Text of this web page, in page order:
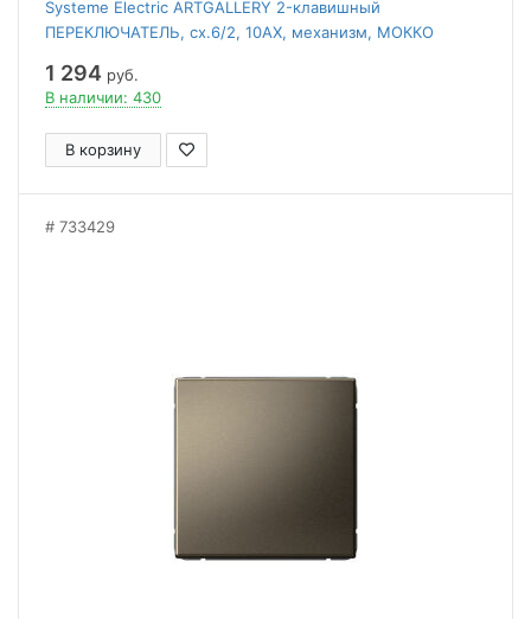
Systeme Electric ARTGALLERY 2-клавишный
ПЕРЕКЛЮЧАТЕЛЬ, сх.6/2, 10АХ, механизм, МОККО
1 294 руб.
В наличии: 430
В корзину
733429